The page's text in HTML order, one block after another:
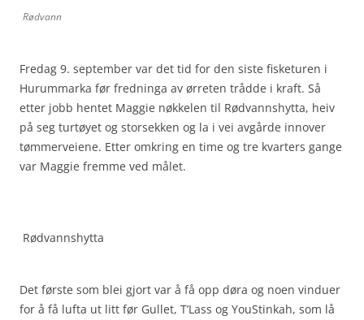
Rødvann
Fredag 9. september var det tid for den siste fisketuren i
Hurummarka før fredninga av ørreten trådde i kraft. Så
etter jobb hentet Maggie nøkkelen til Rødvannshytta, heiv
på seg turtøyet og storsekken og la i vei avgårde innover
tømmerveiene. Etter omkring en time og tre kvarters gange
var Maggie fremme ved målet.
Rødvannshytta
Det første som blei gjort var å få opp døra og noen vinduer
for å få lufta ut litt før Gullet, T’Lass og YouStinkah, som lå